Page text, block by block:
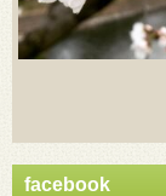
facebook